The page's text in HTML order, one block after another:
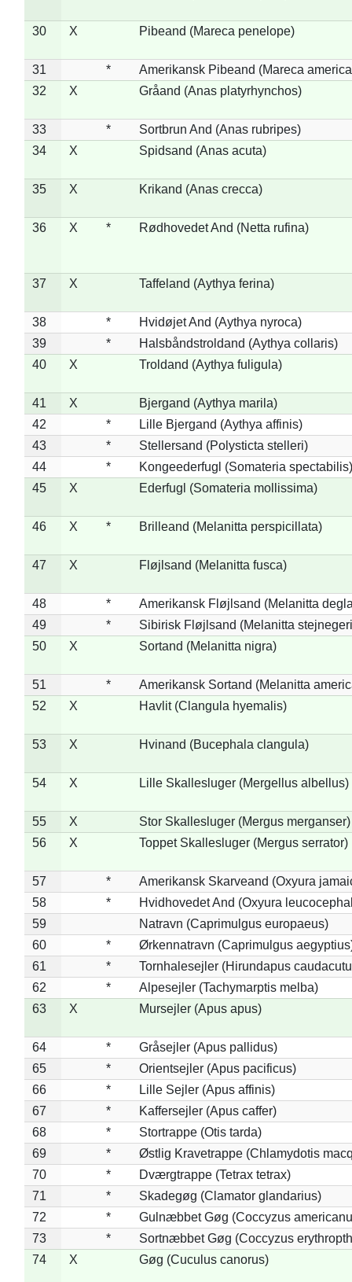
30 X Pibeand (Mareca penelope)
31 *
Amerikansk Pibeand (Mareca
32
X Gråand (Anas platyrhynchos)
33 *
Sortbrun And (Anas rubripes)
34
X Spidsand (Anas acuta)
35 X Krikand (Anas crecca)
36 X * Rødhovedet And (Netta rufina)
37 X Taffeland (Aythya ferina)
38 *
Hvidøjet And (Aythya nyroca)
39
*
Halsbåndstroldand (Aythya collaris)
40
X Troldand (Aythya fuligula)
41 X
Bjergand (Aythya marila)
42
*
Lille Bjergand (Aythya affinis)
43
*
Stellersand (Polysticta stelleri)
44
*
Kongeederfugl (Somateria spectabilis)
45
X Ederfugl (Somateria mollissima)
46 X * Brilleand (Melanitta perspicillata)
47 X Fløjlsand (Melanitta fusca)
48 *
Amerikansk Fløjlsand (Melanitta
49
*
Sibirisk Fløjlsand (Melanitta
50
X Sortand (Melanitta nigra)
51 *
Amerikansk Sortand (Melanitta
52
X Havlit (Clangula hyemalis)
53 X Hvinand (Bucephala clangula)
54 X Lille Skallesluger (Mergellus albellus)
55 X
Stor Skallesluger (Mergus merganser)
56
X Toppet Skallesluger (Mergus serrator)
57 *
Amerikansk Skarveand (Oxyura
58
*
Hvidhovedet And (Oxyura
59
Natravn (Caprimulgus europaeus)
60
*
Ørkennatravn (Caprimulgus
61
*
Tornhalesejler (Hirundapus
62
*
Alpesejler (Tachymarptis melba)
63
X Mursejler (Apus apus)
64 *
Gråsejler (Apus pallidus)
65
*
Orientsejler (Apus pacificus)
66
*
Lille Sejler (Apus affinis)
67
*
Kaffersejler (Apus caffer)
68
*
Stortrappe (Otis tarda)
69
*
Østlig Kravetrappe (Chlamydotis
70
*
Dværgtrappe (Tetrax tetrax)
71
*
Skadegøg (Clamator glandarius)
72
*
Gulnæbbet Gøg (Coccyzus
73
*
Sortnæbbet Gøg (Coccyzus
74
X Gøg (Cuculus canorus)